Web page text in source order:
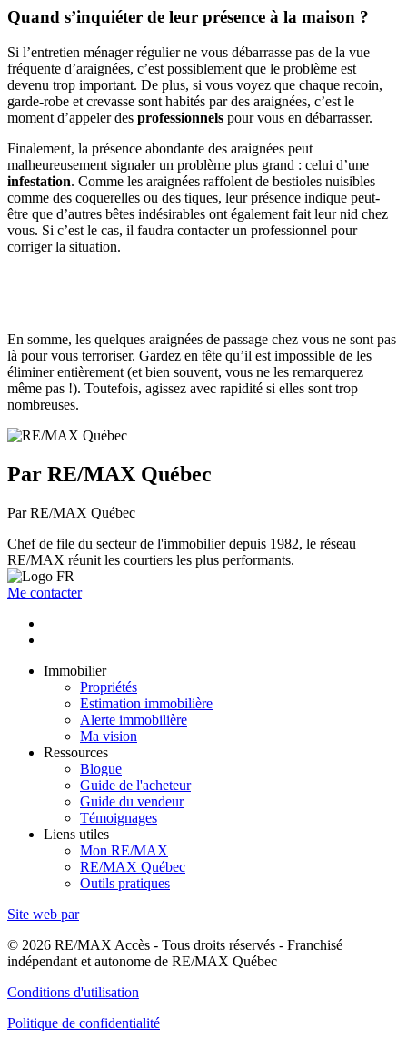
Quand s’inquiéter de leur présence à la maison ?
Si l’entretien ménager régulier ne vous débarrasse pas de la vue
fréquente d’araignées, c’est possiblement que le problème est
devenu trop important. De plus, si vous voyez que chaque recoin,
garde-robe et crevasse sont habités par des araignées, c’est le
moment d’appeler des professionnels pour vous en débarrasser.
Finalement, la présence abondante des araignées peut
malheureusement signaler un problème plus grand : celui d’une
infestation. Comme les araignées raffolent de bestioles nuisibles
comme des coquerelles ou des tiques, leur présence indique peut-
être que d’autres bêtes indésirables ont également fait leur nid chez
vous. Si c’est le cas, il faudra contacter un professionnel pour
corriger la situation.
En somme, les quelques araignées de passage chez vous ne sont pas
là pour vous terroriser. Gardez en tête qu’il est impossible de les
éliminer entièrement (et bien souvent, vous ne les remarquerez
même pas !). Toutefois, agissez avec rapidité si elles sont trop
nombreuses.
Par RE/MAX Québec
Par RE/MAX Québec
Chef de file du secteur de l'immobilier depuis 1982, le réseau
RE/MAX réunit les courtiers les plus performants.
Me contacter
Immobilier
Propriétés
Estimation immobilière
Alerte immobilière
Ma vision
Ressources
Blogue
Guide de l'acheteur
Guide du vendeur
Témoignages
Liens utiles
Mon RE/MAX
RE/MAX Québec
Outils pratiques
Site web par
© 2026 RE/MAX Accès - Tous droits réservés - Franchisé
indépendant et autonome de RE/MAX Québec
Conditions d'utilisation
Politique de confidentialité